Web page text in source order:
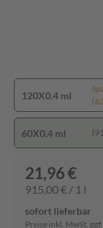
120X0.4 ml
60X0.4 ml
21,96 €
915,00 € / 1 l
sofort lieferbar
Preise inkl. MwSt.